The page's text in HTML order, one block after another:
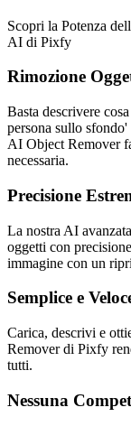
Scopri la Potenza
AI di Pixfy
Rimozione
Basta descrivere
persona sullo
AI Object Remover
necessaria.
Precisione
La nostra AI
oggetti con
immagine con un
Semplice e
Carica, descrivi e
Remover di Pixfy
tutti.
Nessuna